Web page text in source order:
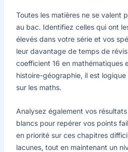
Toutes les matières ne se valent
au bac. Identifiez celles qui ont
élevés dans votre série et vos
leur davantage de temps de
coefficient 16 en mathématiques
histoire-géographie, il est
sur les maths.
Analysez également vos
blancs pour repérer vos points
en priorité sur ces chapitres
lacunes, tout en maintenant un